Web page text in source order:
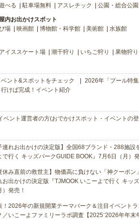
べる 駐車場無料 アスレチック 公園・総合公園
内お出かけスポット
場 映画館 博物館・科学館 美術館 水族館
アイススケート場 潮干狩り いちご狩り 果物狩
ント&スポットをチェック
2026年「プール特
けば完成！イベント紹介
ベント運営者の方(おでかけスポット・イベントの
連れお出かけの決定版】全国68ブランド・288施設
で行く キッズパークGUIDE BOOK』7月6日（月）発
休み直前の救世主】物価高に負けない「神クーポン
お出かけの決定版『TJMOOK いこーよで行く キッ
）発売！
！2026年の新規開業テーマパーク＆注目イベント
／いこーよファミリーラボ調査【2025⁻2026年年末